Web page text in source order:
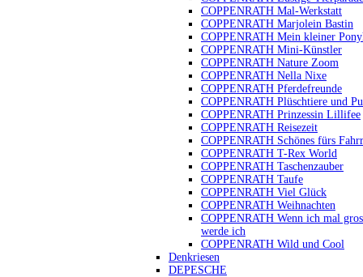
COPPENRATH Mal-Werkstatt
COPPENRATH Marjolein Bastin
COPPENRATH Mein kleiner
COPPENRATH Mini-Künstler
COPPENRATH Nature Zoom
COPPENRATH Nella Nixe
COPPENRATH Pferdefreunde
COPPENRATH Plüschtiere und
COPPENRATH Prinzessin Lillifee
COPPENRATH Reisezeit
COPPENRATH Schönes fürs
COPPENRATH T-Rex World
COPPENRATH Taschenzauber
COPPENRATH Taufe
COPPENRATH Viel Glück
COPPENRATH Weihnachten
COPPENRATH Wenn ich mal
werde ich
COPPENRATH Wild und Cool
Denkriesen
DEPESCHE